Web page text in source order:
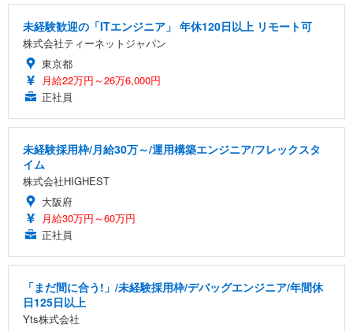
未経験歓迎の「ITエンジニア」 年休120日以上 リモート可
株式会社ティーネットジャパン
東京都
月給22万円～26万6,000円
正社員
未経験採用枠/月給30万～/運用構築エンジニア/フレックスタ
イム
株式会社HIGHEST
大阪府
月給30万円～60万円
正社員
「まだ間に合う!」/未経験採用枠/デバッグエンジニア/年間休
日125日以上
Yts株式会社